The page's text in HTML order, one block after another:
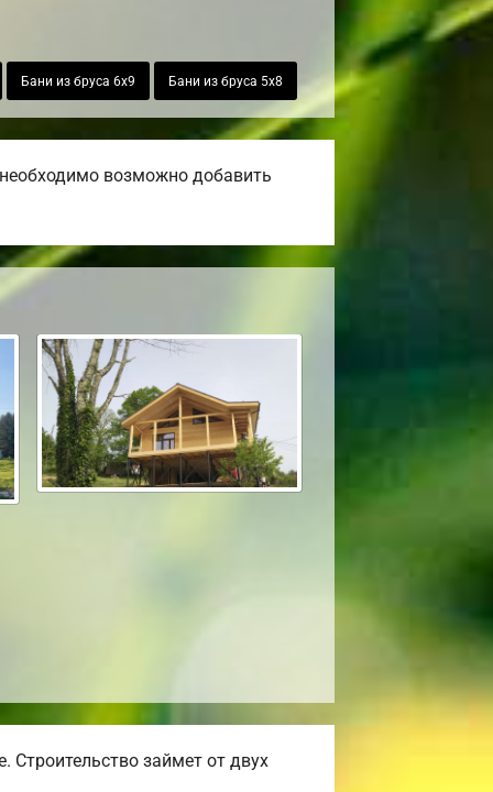
Бани из бруса 6х9 Бани из бруса 5х8
возможно добавить
займет от двух